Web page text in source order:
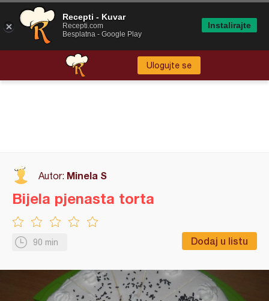
Ulogujte se
Autor: Minela S
90 min Dodaj u listu
Bijela pjenasta torta
Recepti - Kuvar
Recepti.com
Besplatna - Google Play
Instalirajte